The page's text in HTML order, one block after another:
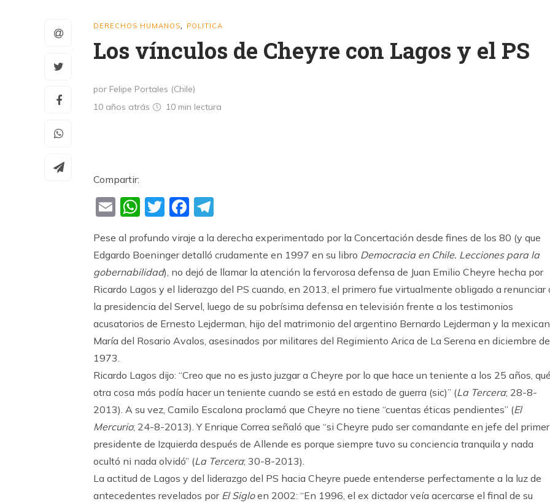
DERECHOS HUMANOS POLITICA
Los vínculos de Cheyre con Lagos y el PS
por Felipe Portales (Chile)
10 años atrás
10 min lectura
Compartir:
EmailWhatsApp
TwitterFacebook
Pese al profundo viraje a la derecha experimentado por la Concertación desde fines de los 80 (y que
Edgardo Boeninger detalló crudamente en 1997 en su libro Democracia en Chile. Lecciones para la
gobernabilidad), no dejó de llamar la atención la fervorosa defensa de Juan Emilio Cheyre hecha por
Ricardo Lagos y el liderazgo del PS cuando, en 2013, el primero fue virtualmente obligado a renunciar
la presidencia del Servel, luego de su pobrísima defensa en televisión frente a los testimonios
acusatorios de Ernesto Lejderman, hijo del matrimonio del argentino Bernardo Lejderman y la
María del Rosario Avalos, asesinados por militares del Regimiento Arica de La Serena en diciembre de
1973.
Ricardo Lagos dijo: “Creo que no es justo juzgar a Cheyre por lo que hace un teniente a los 25 años, qué
otra cosa más podía hacer un teniente cuando se está en estado de guerra (sic)” (La Tercera; 28-8-
2013). A su vez, Camilo Escalona proclamó que Cheyre no tiene “cuentas éticas pendientes” (El
Mercurio; 24-8-2013). Y Enrique Correa señaló que “si Cheyre pudo ser comandante en jefe del primer
presidente de Izquierda después de Allende es porque siempre tuvo su conciencia tranquila y nada
ocultó ni nada olvidó” (La Tercera; 30-8-2013).
La actitud de Lagos y del liderazgo del PS hacia Cheyre puede entenderse perfectamente a la luz de
antecedentes revelados por El Sigloen 2002: “En 1996, el ex dictador veía acercarse el final de su